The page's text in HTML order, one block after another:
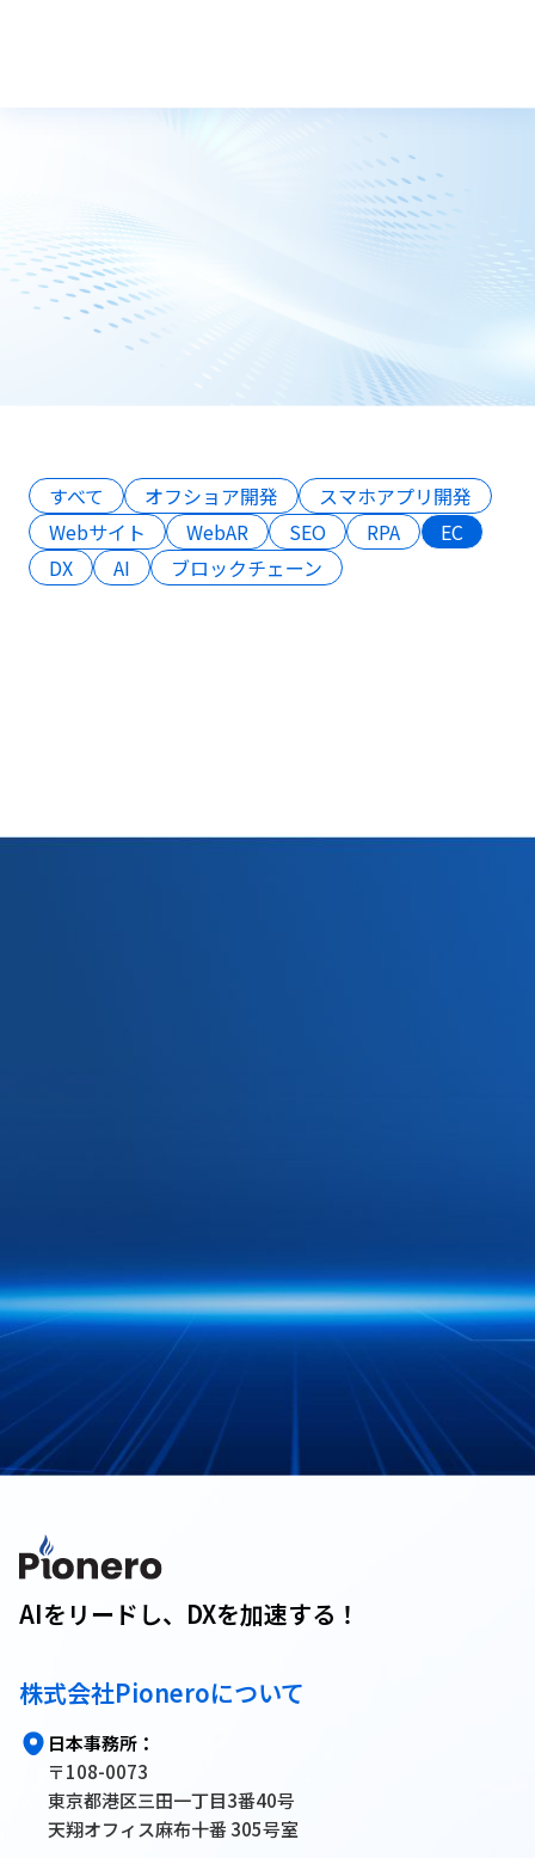
トップ
すべて オフショア開発
スマホアプリ開発
Webサイト
WebAR SEO RPA
EC
DX
AI ブロックチェーン
AIをリードし、DXを加速する！
株式会社Pioneroについて
日本事務所：
〒108-0073
東京都港区三田一丁目3番40号
天翔オフィス麻布十番 305号室